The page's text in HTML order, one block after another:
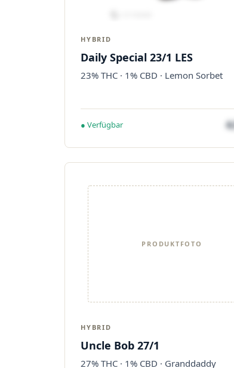
HYBRID
Daily Special 23/1 LES
23% THC · 1% CBD · Lemon Sorbet
● Verfügbar
PRODUKTFOTO
HYBRID
Uncle Bob 27/1
27% THC · 1% CBD · Granddaddy